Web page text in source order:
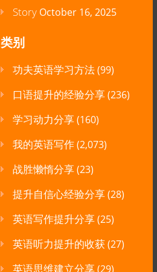
Story October 16, 2025
类别
功夫英语学习方法(99)
口语提升的经验分享(236)
学习动力分享(160)
我的英语写作(2,073)
战胜懒惰分享(23)
提升自信心经验分享(28)
英语写作提升分享(25)
英语听力提升的收获(27)
英语思维建立分享(29)